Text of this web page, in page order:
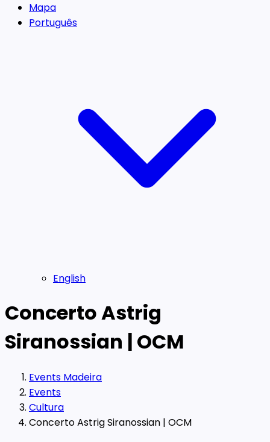
Mapa
Português
English
Concerto Astrig
Siranossian | OCM
Events Madeira
Events
Cultura
Concerto Astrig Siranossian | OCM